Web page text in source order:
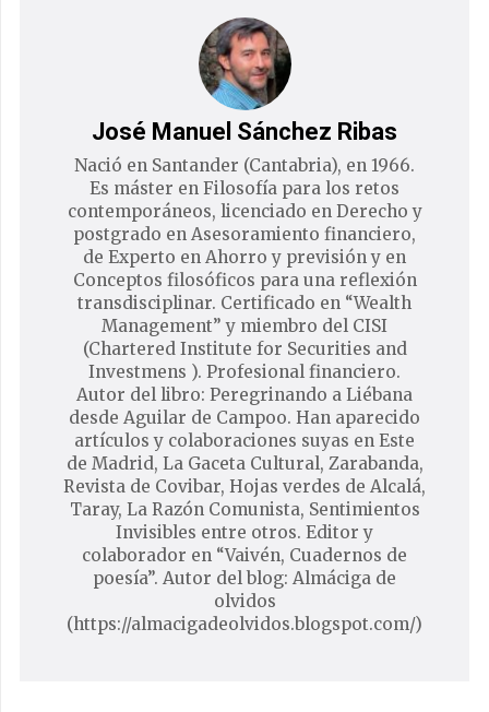
José Manuel Sánchez Ribas
Nació en Santander (Cantabria), en 1966.
Es máster en Filosofía para los retos
contemporáneos, licenciado en Derecho y
postgrado en Asesoramiento financiero,
de Experto en Ahorro y previsión y en
Conceptos filosóficos para una reflexión
transdisciplinar. Certificado en “Wealth
Management” y miembro del CISI
(Chartered Institute for Securities and
Investmens ). Profesional financiero.
Autor del libro: Peregrinando a Liébana
desde Aguilar de Campoo. Han aparecido
artículos y colaboraciones suyas en Este
de Madrid, La Gaceta Cultural, Zarabanda,
Revista de Covibar, Hojas verdes de Alcalá,
Taray, La Razón Comunista, Sentimientos
Invisibles entre otros. Editor y
colaborador en “Vaivén, Cuadernos de
poesía”. Autor del blog: Almáciga de
olvidos
(https://almacigadeolvidos.blogspot.com/)